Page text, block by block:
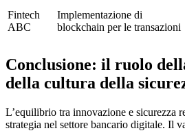
Fintech
ABC
Implementazione di
blockchain per le transazioni
Conclusione: il ruolo
della cultura della
L’equilibrio tra innovazione e sicurezza
strategia nel settore bancario digitale. Il